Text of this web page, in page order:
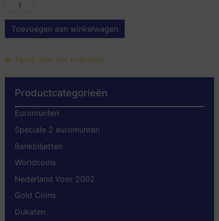
Toevoegen aan winkelwagen
Terug naar het overzicht
Productcategorieën
Euromunten
Speciale 2 euromunten
Bankbiljetten
Worldcoins
Nederland Voor 2002
Gold Coins
Dukaten